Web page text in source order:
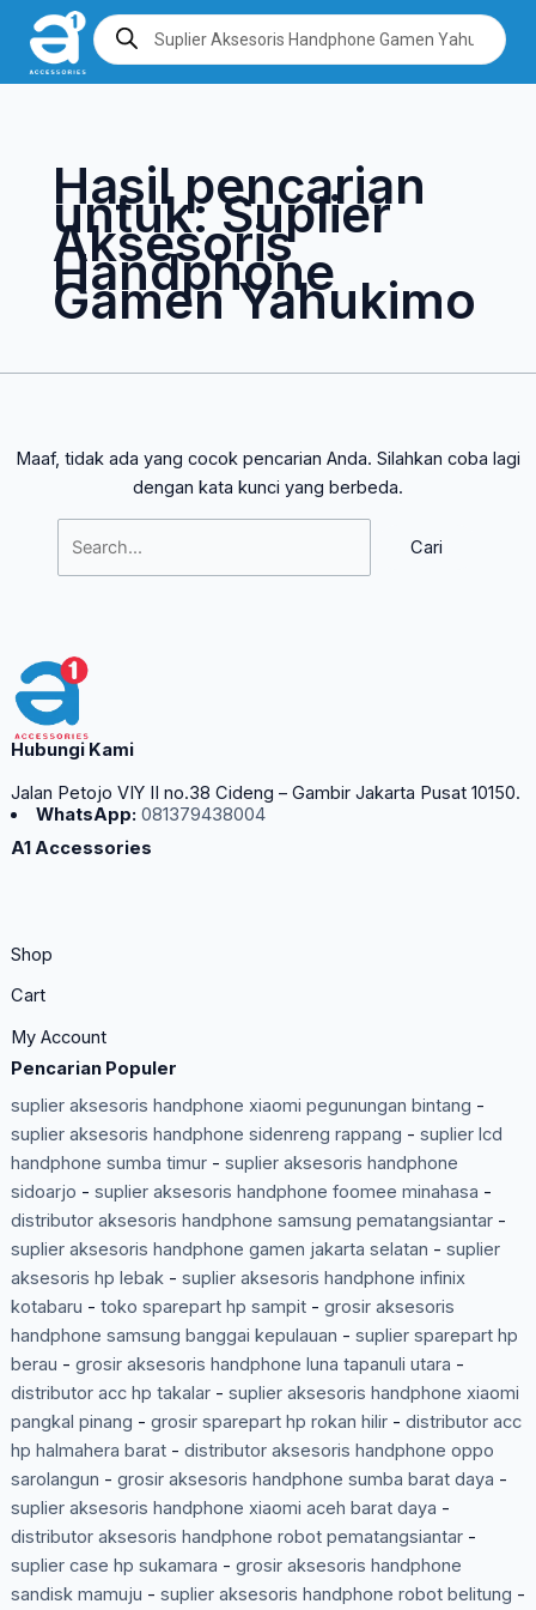
Lewati
konten
Products
search
Hasil pencarian
untuk:Suplier
Aksesoris
Handphone
Gamen Yahukimo
Maaf, tidak ada yang cocok pencarian Anda. Silahkan coba lagi
dengan kata kunci yang berbeda.
Cari
untuk:
Hubungi Kami
Jalan Petojo VIY II no.38 Cideng – Gambir Jakarta Pusat 10150.
WhatsApp: 081379438004
A1 Accessories
Shop
Cart
My Account
Pencarian Populer
suplier aksesoris handphone xiaomi pegunungan bintang -
suplier aksesoris handphone sidenreng rappang - suplier lcd
handphone sumba timur- suplier aksesoris handphone
sidoarjo - suplier aksesoris handphone foomee minahasa -
distributor aksesoris handphone samsung pematangsiantar-
suplier aksesoris handphone gamen jakarta selatan - suplier
aksesoris hp lebak- suplier aksesoris handphone infinix
kotabaru - toko sparepart hp sampit- grosir aksesoris
handphone samsung banggai kepulauan - suplier sparepart hp
berau - grosir aksesoris handphone luna tapanuli utara -
distributor acc hp takalar- suplier aksesoris handphone xiaomi
pangkal pinang - grosir sparepart hp rokan hilir- distributor acc
hp halmahera barat- distributor aksesoris handphone oppo
sarolangun - grosir aksesoris handphone sumba barat daya -
suplier aksesoris handphone xiaomi aceh barat daya -
distributor aksesoris handphone robot pematangsiantar-
suplier case hp sukamara - grosir aksesoris handphone
sandisk mamuju - suplier aksesoris handphone robot belitung -